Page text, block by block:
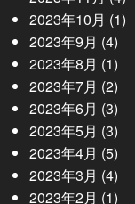
2023年10月 (1)
2023年9月 (4)
2023年8月 (1)
2023年7月 (2)
2023年6月 (3)
2023年5月 (3)
2023年4月 (5)
2023年3月 (4)
2023年2月 (1)